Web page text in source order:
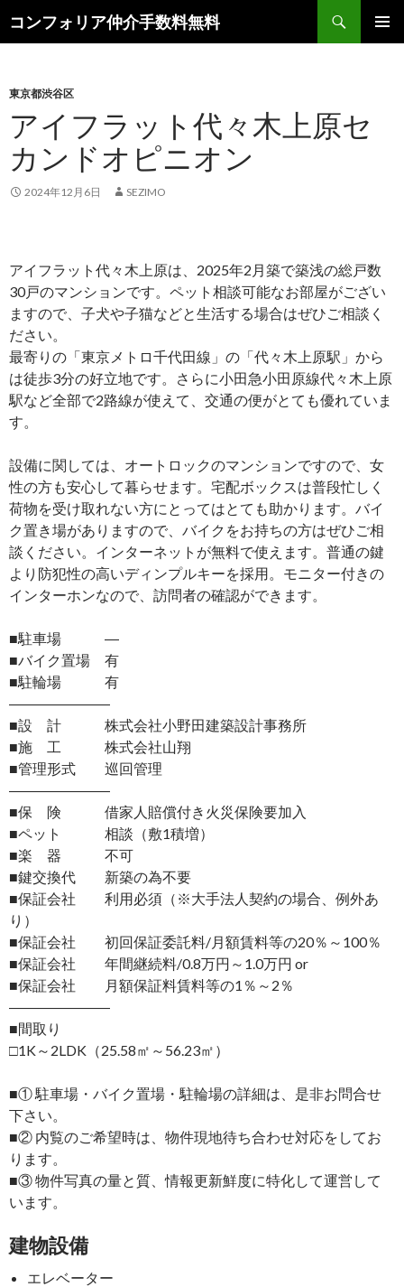
コンフォリア仲介手数料無料
索
ン
ツ
へ
ス
キ
ッ
東京都渋谷区
アイフラット代々木上原セ
カンドオピニオン
2024年12月6日 SEZIMO
アイフラット代々木上原は、2025年2月築で築浅の総戸数
30戸のマンションです。ペット相談可能なお部屋がござい
ますので、子犬や子猫などと生活する場合はぜひご相談く
ださい。
最寄りの「東京メトロ千代田線」の「代々木上原駅」から
は徒歩3分の好立地です。さらに小田急小田原線代々木上原
駅など全部で2路線が使えて、交通の便がとても優れていま
す。
設備に関しては、オートロックのマンションですので、女
性の方も安心して暮らせます。宅配ボックスは普段忙しく
荷物を受け取れない方にとってはとても助かります。バイ
ク置き場がありますので、バイクをお持ちの方はぜひご相
談ください。インターネットが無料で使えます。普通の鍵
より防犯性の高いディンプルキーを採用。モニター付きの
インターホンなので、訪問者の確認ができます。
■駐車場 ―
■バイク置場 有
■駐輪場 有
―――――――
■設 計 株式会社小野田建築設計事務所
■施 工 株式会社山翔
■管理形式 巡回管理
―――――――
■保 険 借家人賠償付き火災保険要加入
■ペット 相談（敷1積増）
■楽 器 不可
■鍵交換代 新築の為不要
■保証会社 利用必須（※大手法人契約の場合、例外あ
り）
■保証会社 初回保証委託料/月額賃料等の20％～100％
■保証会社 年間継続料/0.8万円～1.0万円 or
■保証会社 月額保証料賃料等の1％～2％
―――――――
■間取り
□1K～2LDK（25.58㎡～56.23㎡）
■① 駐車場・バイク置場・駐輪場の詳細は、是非お問合せ
下さい。
■② 内覧のご希望時は、物件現地待ち合わせ対応をしてお
ります。
■③ 物件写真の量と質、情報更新鮮度に特化して運営して
います。
建物設備
エレベーター